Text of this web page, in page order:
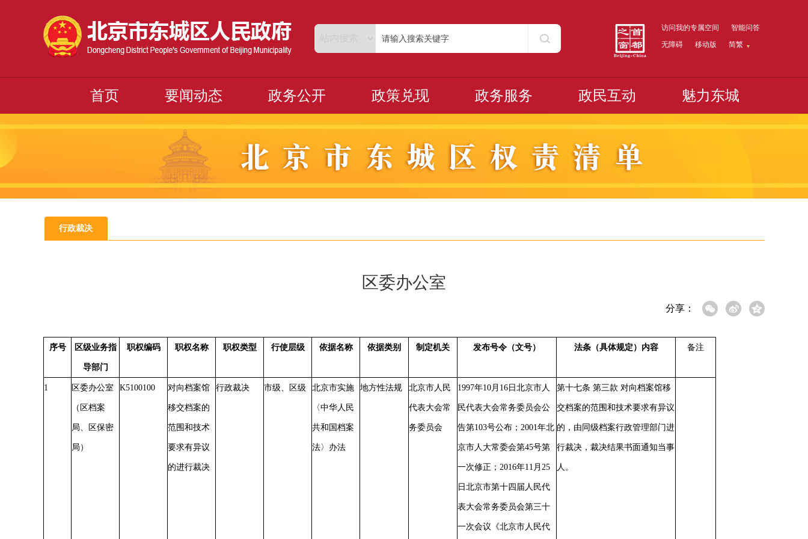
访问我的专属空间
智能问答
无障碍
移动版 简繁
首页 要闻动态 政务公开 政策兑现 政务服务 政民互动 魅力东城
行政裁决
区委办公室
分享：
序号 区级业务指
导部门
职权编码 职权名称 职权类型 行使层级 依据名称 依据类别 制定机关 发布号令（文号） 法条（具体规定）内容 备注
1 区委办公室
（区档案
局、区保密
局）
K5100100 对向档案馆
移交档案的
范围和技术
要求有异议
的进行裁决
行政裁决 市级、区级 北京市实施
〈中华人民
共和国档案
法〉办法
地方性法规 北京市人民
代表大会常
务委员会
1997年10月16日北京市人
民代表大会常务委员会公
告第103号公布；2001年北
京市人大常委会第45号第
一次修正；2016年11月25
日北京市第十四届人民代
表大会常务委员会第三十
一次会议《北京市人民代
第十七条 第三款 对向档案馆移
交档案的范围和技术要求有异议
的，由同级档案行政管理部门进
行裁决，裁决结果书面通知当事
人。